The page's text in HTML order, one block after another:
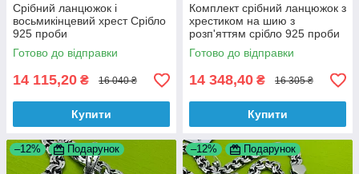
Срібний ланцюжок і
восьмикінцевий хрест Срібло
925 проби
Готово до відправки
14 115,20 ₴ 16 040 ₴
Купити
Комплект срібний ланцюжок з
хрестиком на шию з
розп'яттям срібло 925 проби
Готово до відправки
14 348,40 ₴ 16 305 ₴
Купити
–12% Подарунок –12% Подарунок